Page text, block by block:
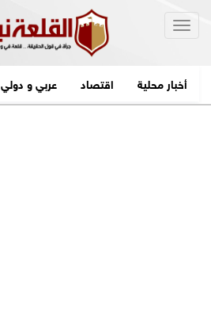
أخبار محلية اقتصاد عربي و دولي